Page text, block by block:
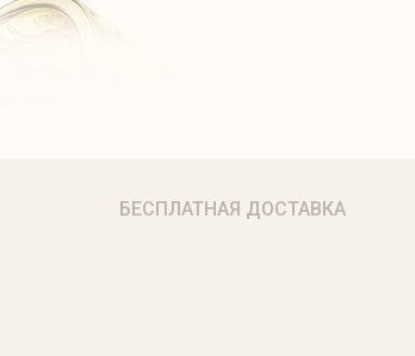
БЕСПЛАТНАЯ ДОСТАВКА